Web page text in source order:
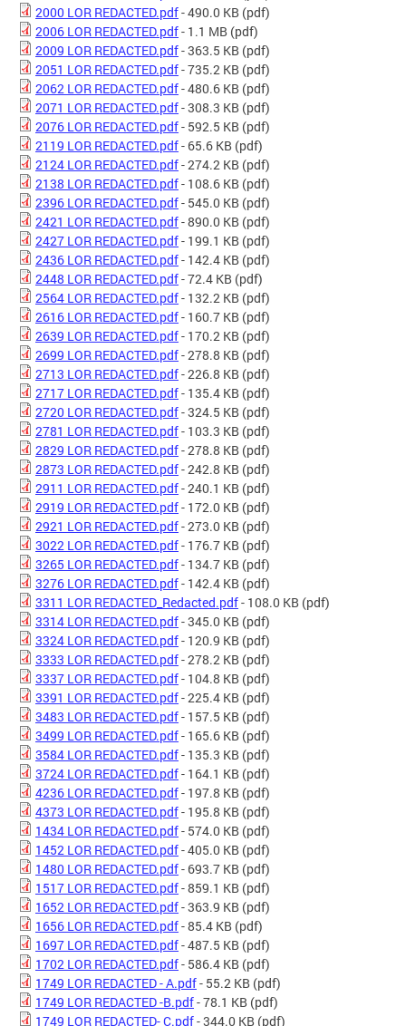
2000 LOR REDACTED.pdf- 490.0 KB (pdf)
2006 LOR REDACTED.pdf- 1.1 MB (pdf)
2009 LOR REDACTED.pdf- 363.5 KB (pdf)
2051 LOR REDACTED.pdf- 735.2 KB (pdf)
2062 LOR REDACTED.pdf- 480.6 KB (pdf)
2071 LOR REDACTED.pdf- 308.3 KB (pdf)
2076 LOR REDACTED.pdf- 592.5 KB (pdf)
2119 LOR REDACTED.pdf- 65.6 KB (pdf)
2124 LOR REDACTED.pdf- 274.2 KB (pdf)
2138 LOR REDACTED.pdf- 108.6 KB (pdf)
2396 LOR REDACTED.pdf- 545.0 KB (pdf)
2421 LOR REDACTED.pdf- 890.0 KB (pdf)
2427 LOR REDACTED.pdf- 199.1 KB (pdf)
2436 LOR REDACTED.pdf- 142.4 KB (pdf)
2448 LOR REDACTED.pdf- 72.4 KB (pdf)
2564 LOR REDACTED.pdf- 132.2 KB (pdf)
2616 LOR REDACTED.pdf- 160.7 KB (pdf)
2639 LOR REDACTED.pdf- 170.2 KB (pdf)
2699 LOR REDACTED.pdf- 278.8 KB (pdf)
2713 LOR REDACTED.pdf- 226.8 KB (pdf)
2717 LOR REDACTED.pdf- 135.4 KB (pdf)
2720 LOR REDACTED.pdf- 324.5 KB (pdf)
2781 LOR REDACTED.pdf- 103.3 KB (pdf)
2829 LOR REDACTED.pdf- 278.8 KB (pdf)
2873 LOR REDACTED.pdf- 242.8 KB (pdf)
2911 LOR REDACTED.pdf- 240.1 KB (pdf)
2919 LOR REDACTED.pdf- 172.0 KB (pdf)
2921 LOR REDACTED.pdf- 273.0 KB (pdf)
3022 LOR REDACTED.pdf- 176.7 KB (pdf)
3265 LOR REDACTED.pdf- 134.7 KB (pdf)
3276 LOR REDACTED.pdf- 142.4 KB (pdf)
3311 LOR REDACTED_Redacted.pdf- 108.0 KB (pdf)
3314 LOR REDACTED.pdf- 345.0 KB (pdf)
3324 LOR REDACTED.pdf- 120.9 KB (pdf)
3333 LOR REDACTED.pdf- 278.2 KB (pdf)
3337 LOR REDACTED.pdf- 104.8 KB (pdf)
3391 LOR REDACTED.pdf- 225.4 KB (pdf)
3483 LOR REDACTED.pdf- 157.5 KB (pdf)
3499 LOR REDACTED.pdf- 165.6 KB (pdf)
3584 LOR REDACTED.pdf- 135.3 KB (pdf)
3724 LOR REDACTED.pdf- 164.1 KB (pdf)
4236 LOR REDACTED.pdf- 197.8 KB (pdf)
4373 LOR REDACTED.pdf- 195.8 KB (pdf)
1434 LOR REDACTED.pdf- 574.0 KB (pdf)
1452 LOR REDACTED.pdf- 405.0 KB (pdf)
1480 LOR REDACTED.pdf- 693.7 KB (pdf)
1517 LOR REDACTED.pdf- 859.1 KB (pdf)
1652 LOR REDACTED.pdf- 363.9 KB (pdf)
1656 LOR REDACTED.pdf- 85.4 KB (pdf)
1697 LOR REDACTED.pdf- 487.5 KB (pdf)
1702 LOR REDACTED.pdf- 586.4 KB (pdf)
1749 LOR REDACTED - A.pdf- 55.2 KB (pdf)
1749 LOR REDACTED -B.pdf- 78.1 KB (pdf)
1749 LOR REDACTED- C.pdf- 344.0 KB (pdf)